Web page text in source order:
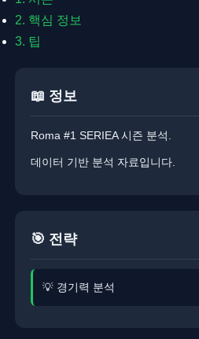
2. 핵심 정보
3. 팁
📖 정보
Roma #1 SERIEA 시즌 분석.
데이터 기반 분석 자료입니다.
🎯 전략
💡 경기력 분석